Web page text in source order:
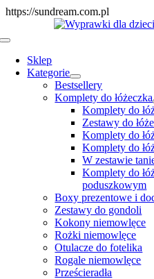
https://sundream.com.pl
to
Toggle
Navigation
Sklep
Kategorie
Bestsellery
Komplety do łóżeczka
Komplety do
Zestawy do
Komplety do
Komplety do
W zestawie
Komplety do
poduszkowym
Boxy prezentowe i
Zestawy do gondoli
Kokony niemowlęce
Rożki niemowlęce
Otulacze do fotelika
Rogale niemowlęce
Prześcieradła